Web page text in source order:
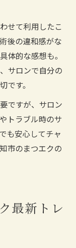
せて利用したこ
後の違和感がな
体的な感想も。
サロンで自分の
です。
ですが、サロン
トラブル時のサ
も安心してチャ
市のまつエクの
最新トレ